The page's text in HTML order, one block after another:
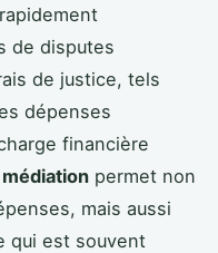
de disputes
de justice, tels
dépenses
financière
permet non
mais aussi
qui est souvent